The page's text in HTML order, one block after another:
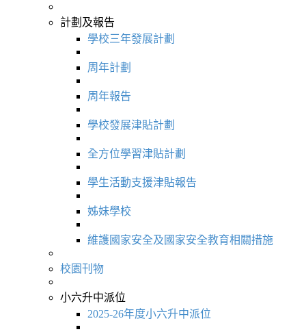
計劃及報告
學校三年發展計劃
周年計劃
周年報告
學校發展津貼計劃
全方位學習津貼計劃
學生活動支援津貼報告
姊妹學校
維護國家安全及國家安全教育相關措施
校園刊物
小六升中派位
2025-26年度小六升中派位